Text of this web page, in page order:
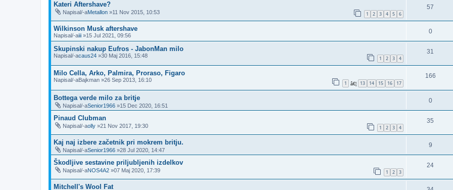
Kateri Aftershave?
Napisal/-aMetallon »11 Nov 2015, 10:53 1 2 3 4 5 6
57
Wilkinson Musk aftershave
Napisal/-aiii »15 Jul 2021, 09:56
0
Skupinski nakup Eufros - JabonMan milo
Napisal/-acaus24 »30 Maj 2016, 15:48 1 2 3 4
31
Milo Cella, Arko, Palmira, Proraso, Figaro
Napisal/-aBajkman »26 Sep 2013, 16:10 1 â€¦ 13 14 15 16 17
166
Bottega verde milo za britje
Napisal/-aSenior1966 »15 Dec 2020, 16:51
0
Pinaud Clubman
Napisal/-aolly »21 Nov 2017, 19:30 1 2 3 4
35
Kaj naj izbere začetnik pri mokrem britju.
Napisal/-aSenior1966 »28 Jul 2020, 14:47
9
Škodljive sestavine priljubljenih izdelkov
Napisal/-aNOS4A2 »07 Maj 2020, 17:39 1 2 3
24
Mitchell's Wool Fat